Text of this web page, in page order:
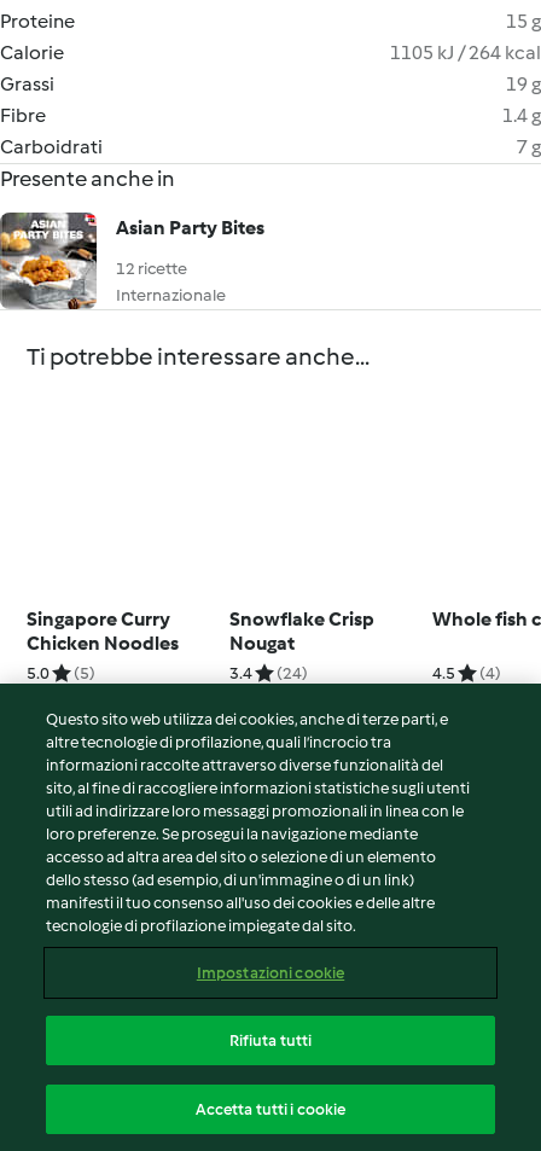
Proteine
15 g
Calorie
1105 kJ / 264 kcal
Grassi
19 g
Fibre
1.4 g
Carboidrati
7 g
Presente anche in
Asian Party Bites
12 ricette
Internazionale
Ti potrebbe interessare anche...
Singapore Curry
Chicken Noodles
5.0 (5)
Snowflake Crisp
Nougat
3.4 (24)
Whole fish
4.5 (4)
© Copyright 2026
Termini del servizio
Informativa sulla privacy
Avvertenze generali
Note legali
Contenuto del rapporto
Dichiarazione di accessibilità
Questo sito web utilizza dei cookies, anche di terze parti, e
altre tecnologie di profilazione, quali l’incrocio tra
informazioni raccolte attraverso diverse funzionalità del
sito, al fine di raccogliere informazioni statistiche sugli utenti
utili ad indirizzare loro messaggi promozionali in linea con le
loro preferenze. Se prosegui la navigazione mediante
accesso ad altra area del sito o selezione di un elemento
dello stesso (ad esempio, di un'immagine o di un link)
manifesti il tuo consenso all'uso dei cookies e delle altre
tecnologie di profilazione impiegate dal sito.
Impostazioni cookie
Rifiuta tutti
Accetta tutti i cookie